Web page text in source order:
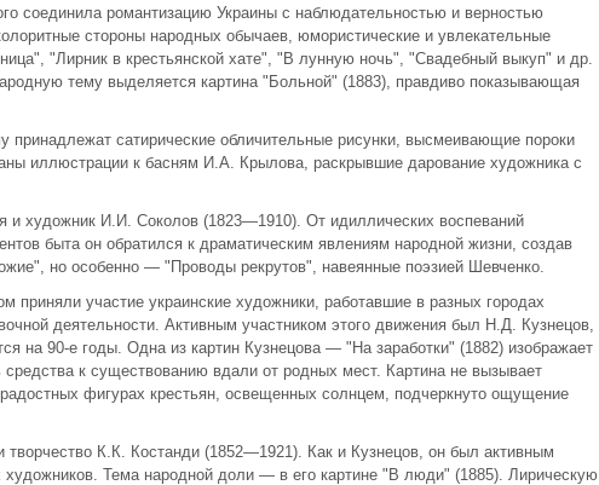
соединила романтизацию Украины с наблюдательностью и верностью
стороны народных обычаев, юмористические и увлекательные
"Лирник в крестьянской хате", "В лунную ночь", "Свадебный выкуп" и др.
тему выделяется картина "Больной" (1883), правдиво показывающая
принадлежат сатирические обличительные рисунки, высмеивающие пороки
иллюстрации к басням И.А. Крылова, раскрывшие дарование художника с
и художник И.И. Соколов (1823—1910). От идиллических воспеваний
быта он обратился к драматическим явлениям народной жизни, создав
но особенно — "Проводы рекрутов", навеянные поэзией Шевченко.
приняли участие украинские художники, работавшие в разных городах
деятельности. Активным участником этого движения был Н.Д. Кузнецов,
на 90-е годы. Одна из картин Кузнецова — "На заработки" (1882) изображает
средства к существованию вдали от родных мест. Картина не вызывает
фигурах крестьян, освещенных солнцем, подчеркнуто ощущение
К.К. Костанди (1852—1921). Как и Кузнецов, он был активным
Тема на­родной доли — в его картине "В люди" (1885). Лирическую